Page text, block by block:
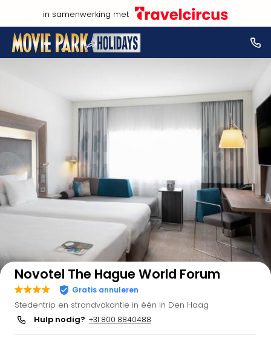
in samenwerking met
Bekijk op kaart
Novotel The Hague World Forum
Gratis annuleren
Stedentrip en strandvakantie in één in Den Haag
Hulp nodig? +31 800 8840488